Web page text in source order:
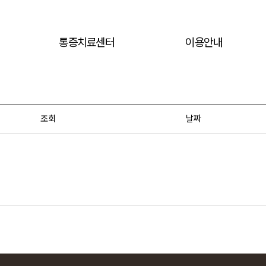
통증치료센터 이용안내
조회 날짜